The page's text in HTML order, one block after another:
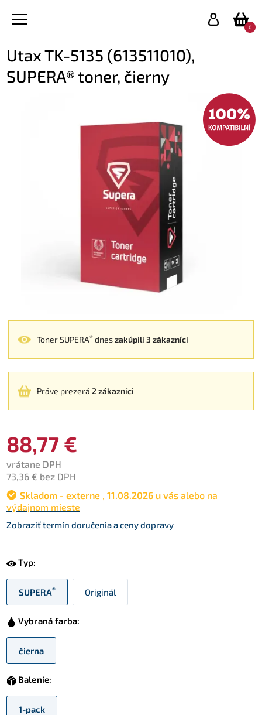
0
Utax TK-5135 (613511010),
SUPERA® toner, čierny
Toner SUPERA® dneszakúpili 3 zákazníci
Práve prezerá 2 zákazníci
88,77 €
vrátane DPH
73,36 € bez DPH
Skladom - externe , 11.08.2026 u vás alebo na
výdajnom mieste
Zobraziť termín doručenia a ceny dopravy
Typ:
SUPERA® Originál
Vybraná farba:
čierna
Balenie:
1-pack